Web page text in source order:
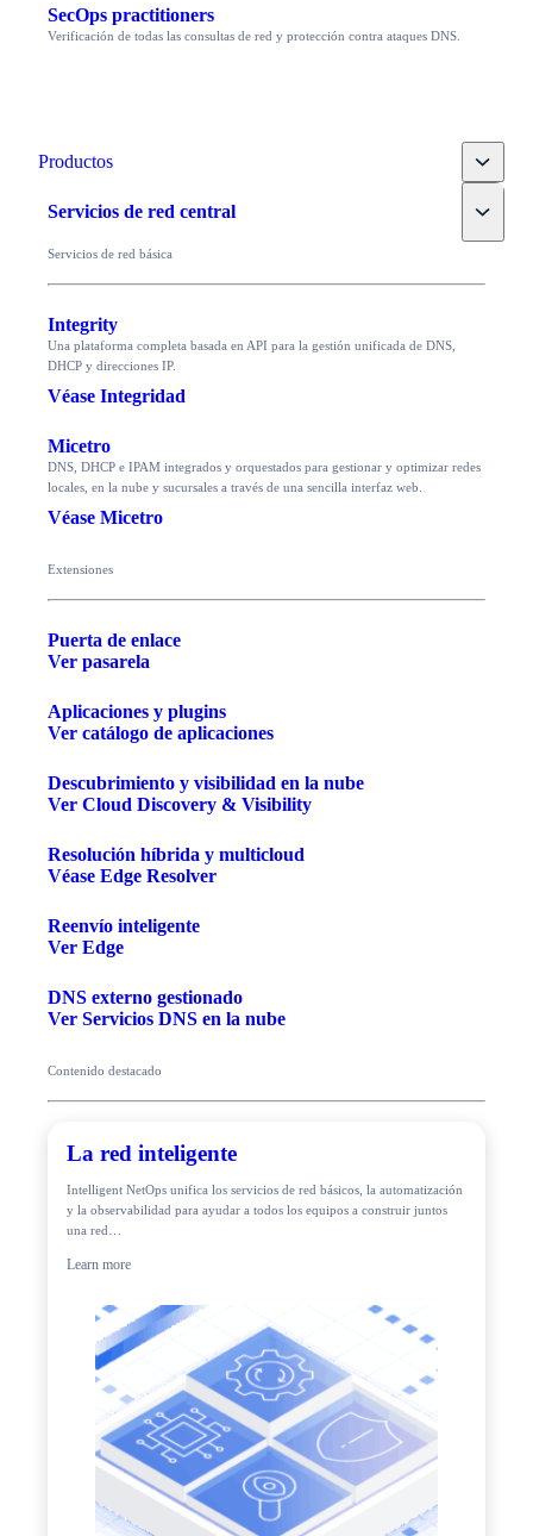
SecOps practitioners
Verificación de todas las consultas de red y protección contra ataques DNS.
Productos Toggle
Servicios de red central Toggle
Servicios de red básica
Integrity
Una plataforma completa basada en API para la gestión unificada de DNS,
DHCP y direcciones IP.
Véase Integridad
Micetro
DNS, DHCP e IPAM integrados y orquestados para gestionar y optimizar redes
locales, en la nube y sucursales a través de una sencilla interfaz web.
Véase Micetro
Extensiones
Puerta de enlace
Ver pasarela
Aplicaciones y plugins
Ver catálogo de aplicaciones
Descubrimiento y visibilidad en la nube
Ver Cloud Discovery & Visibility
Resolución híbrida y multicloud
Véase Edge Resolver
Reenvío inteligente
Ver Edge
DNS externo gestionado
Ver Servicios DNS en la nube
Contenido destacado
La red inteligente
Intelligent NetOps unifica los servicios de red básicos, la automatización
y la observabilidad para ayudar a todos los equipos a construir juntos
una red…
Learn more